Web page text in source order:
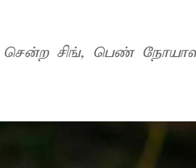
சென்ற சிங், பெண்